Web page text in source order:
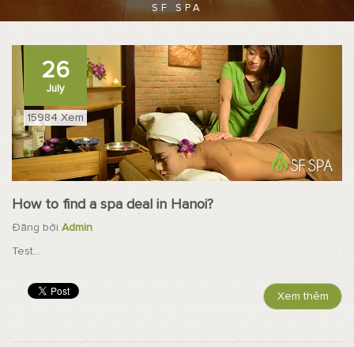
SF SPA
26
July
15984 Xem
How to find a spa deal in Hanoi?
Đăng bởi Admin
Test...
Xem thêm